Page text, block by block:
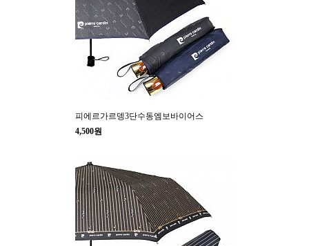
피에르가르뎅3단수동엠보바이어스
4,500원